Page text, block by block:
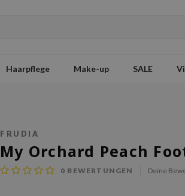
Haarpflege Make-up SALE
FRUDIA
My Orchard Peach
0 BEWERTUNGEN Deine